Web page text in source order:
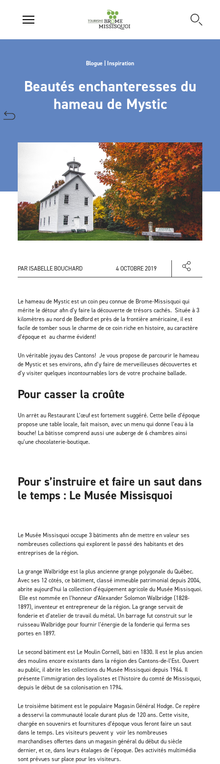
Blogue | Inspiration
Beautés enchanteresses du
hameau de Mystic
PAR ISABELLE BOUCHARD 4 OCTOBRE 2019
Le hameau de Mystic est un coin peu connue de Brome-Missisquoi qui
mérite le détour afin d’y faire la découverte de trésors cachés. Située à 3
kilomètres au nord de Bedford et près de la frontière américaine, il est
facile de tomber sous le charme de ce coin riche en histoire, au caractère
d’époque et au charme évident!
Un véritable joyau des Cantons! Je vous propose de parcourir le hameau
de Mystic et ses environs, afin d’y faire de merveilleuses découvertes et
d’y visiter quelques incontournables lors de votre prochaine ballade.
Pour casser la croûte
Un arrêt au Restaurant L’œuf est fortement suggéré. Cette belle d’époque
propose une table locale, fait maison, avec un menu qui donne l’eau à la
bouche! La bâtisse comprend aussi une auberge de 6 chambres ainsi
qu’une chocolaterie-boutique.
Pour s’instruire et faire un saut dans
le temps : Le Musée Missisquoi
Le Musée Missisquoi occupe 3 bâtiments afin de mettre en valeur ses
nombreuses collections qui explorent le passé des habitants et des
entreprises de la région.
La grange Walbridge est la plus ancienne grange polygonale du Québec.
Avec ses 12 côtés, ce bâtiment, classé immeuble patrimonial depuis 2004,
abrite aujourd’hui la collection d’équipement agricole du Musée Missisquoi.
Elle est nommée en l’honneur d’Alexander Solomon Walbridge (1828-
1897), inventeur et entrepreneur de la région. La grange servait de
fonderie et d’atelier de travail du métal. Un barrage fut construit sur le
ruisseau Walbridge pour fournir l’énergie de la fonderie qui ferma ses
portes en 1897.
Le second bâtiment est Le Moulin Cornell, bâti en 1830. Il est le plus ancien
des moulins encore existants dans la région des Cantons-de-l’Est. Ouvert
au public, il abrite les collections du Musée Missisquoi depuis 1964. Il
présente l’immigration des loyalistes et l’histoire du comté de Missisquoi,
depuis le début de sa colonisation en 1794.
Le troisième bâtiment est le populaire Magasin Général Hodge. Ce repère
a desservi la communauté locale durant plus de 120 ans. Cette visite,
chargée en souvenirs et fournitures d’époque vous feront faire un saut
dans le temps. Les visiteurs peuvent y voir les nombreuses
marchandises offertes dans un magasin général du début du siècle
dernier, et ce, dans leurs étalages de l’époque. Des activités multimédia
sont prévues sur place pour les visiteurs.